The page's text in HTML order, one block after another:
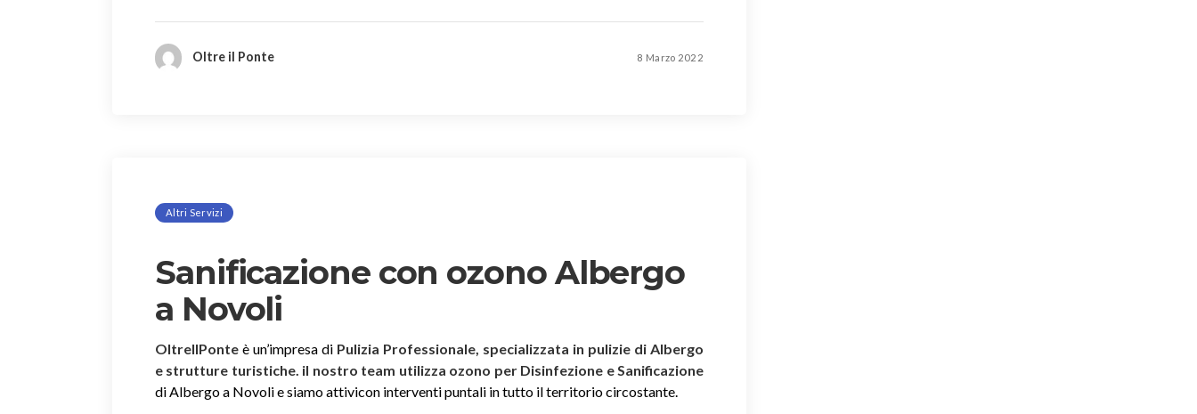
Oltre il Ponte 8 Marzo 2022
Altri Servizi
Sanificazione con ozono Albergo
a Novoli
OltreIlPonte è un’impresa di Pulizia Professionale, specializzata in pulizie di Albergo
e strutture turistiche. il nostro team utilizza ozono per Disinfezione e Sanificazione
di Albergo a Novoli e siamo attivicon interventi puntali in tutto il territorio circostante.